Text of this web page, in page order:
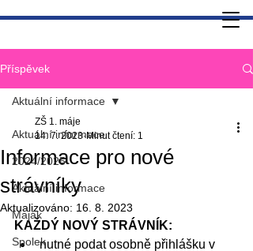
Příspěvek
Aktuální informace
2024/2025
Aktuální informace
Maják
Spolek
Aktuální informace
Informace pro nové
strávníky
ZŠ 1. máje
14. 7. 2023 Minut čtení: 1
Aktualizováno: 16. 8. 2023
KAŽDÝ NOVÝ STRÁVNÍK:
nutné podat osobně přihlášku v